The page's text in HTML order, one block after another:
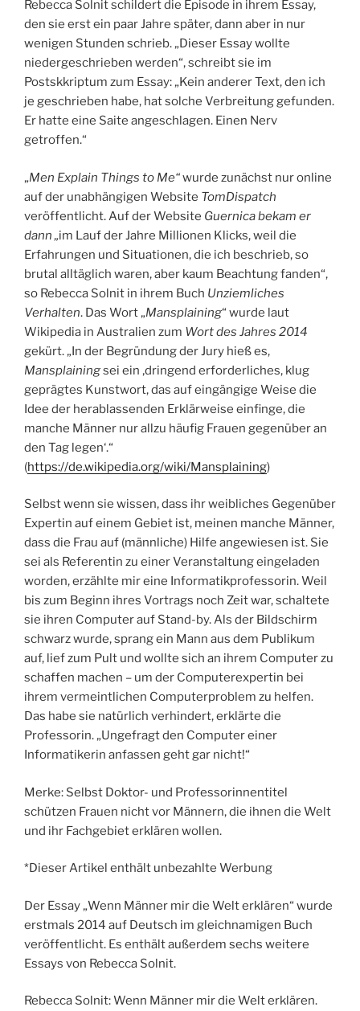
Rebecca Solnit schildert die Episode in ihrem Essay,
den sie erst ein paar Jahre später, dann aber in nur
wenigen Stunden schrieb. „Dieser Essay wollte
niedergeschrieben werden“, schreibt sie im
Postskkriptum zum Essay: „Kein anderer Text, den ich
je geschrieben habe, hat solche Verbreitung gefunden.
Er hatte eine Saite angeschlagen. Einen Nerv
getroffen.“
„Men Explain Things to Me“wurde zunächst nur online
auf der unabhängigen Website TomDispatch
veröffentlicht. Auf der Website Guernica bekam er
dann „im Lauf der Jahre Millionen Klicks, weil die
Erfahrungen und Situationen, die ich beschrieb, so
brutal alltäglich waren, aber kaum Beachtung fanden“,
so Rebecca Solnit in ihrem Buch Unziemliches
Verhalten. Das Wort „Mansplaining“ wurde laut
Wikipedia in Australien zum Wort des Jahres 2014
gekürt. „In der Begründung der Jury hieß es,
Mansplainingsei ein ‚dringend erforderliches, klug
geprägtes Kunstwort, das auf eingängige Weise die
Idee der herablassenden Erklärweise einfinge, die
manche Männer nur allzu häufig Frauen gegenüber an
den Tag legen‘.“
(https://de.wikipedia.org/wiki/Mansplaining)
Selbst wenn sie wissen, dass ihr weibliches Gegenüber
Expertin auf einem Gebiet ist, meinen manche Männer,
dass die Frau auf (männliche) Hilfe angewiesen ist. Sie
sei als Referentin zu einer Veranstaltung eingeladen
worden, erzählte mir eine Informatikprofessorin. Weil
bis zum Beginn ihres Vortrags noch Zeit war, schaltete
sie ihren Computer auf Stand-by. Als der Bildschirm
schwarz wurde, sprang ein Mann aus dem Publikum
auf, lief zum Pult und wollte sich an ihrem Computer zu
schaffen machen – um der Computerexpertin bei
ihrem vermeintlichen Computerproblem zu helfen.
Das habe sie natürlich verhindert, erklärte die
Professorin. „Ungefragt den Computer einer
Informatikerin anfassen geht gar nicht!“
Merke: Selbst Doktor- und Professorinnentitel
schützen Frauen nicht vor Männern, die ihnen die Welt
und ihr Fachgebiet erklären wollen.
*Dieser Artikel enthält unbezahlte Werbung
Der Essay „Wenn Männer mir die Welt erklären“ wurde
erstmals 2014 auf Deutsch im gleichnamigen Buch
veröffentlicht. Es enthält außerdem sechs weitere
Essays von Rebecca Solnit.
Rebecca Solnit: Wenn Männer mir die Welt erklären.